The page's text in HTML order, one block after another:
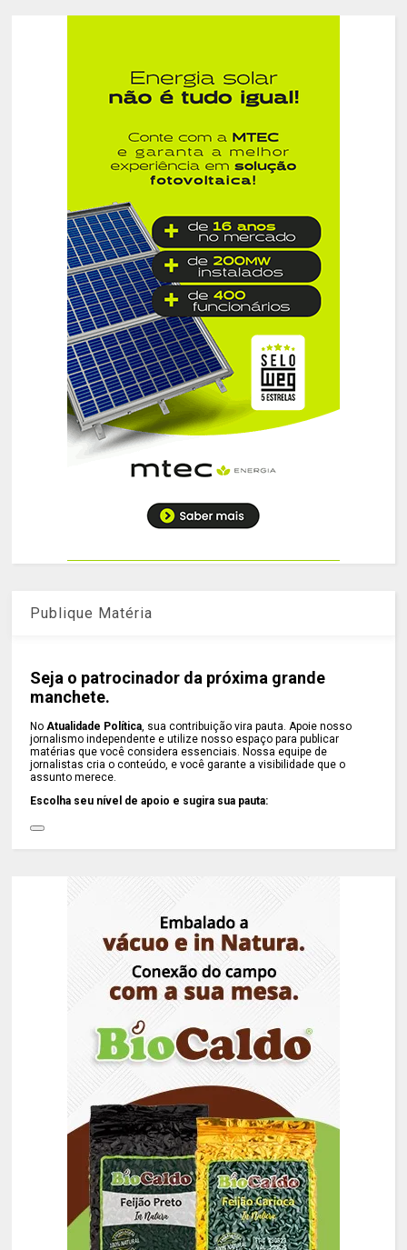
Publique Matéria
Seja o patrocinador da próxima grande
manchete.
NoAtualidade Política, sua contribuição vira pauta. Apoie nosso
jornalismo independente e utilize nosso espaço para publicar
matérias que você considera essenciais. Nossa equipe de
jornalistas cria o conteúdo, e você garante a visibilidade que o
assunto merece.
Escolha seu nível de apoio e sugira sua pauta: